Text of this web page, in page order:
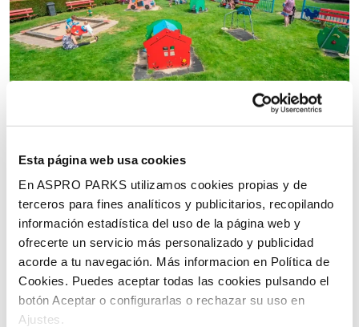
Esta página web usa cookies
En ASPRO PARKS utilizamos cookies propias y de
terceros para fines analíticos y publicitarios, recopilando
información estadística del uso de la página web y
ofrecerte un servicio más personalizado y publicidad
acorde a tu navegación. Más informacion en Política de
Cookies. Puedes aceptar todas las cookies pulsando el
botón Aceptar o configurarlas o rechazar su uso en
Ajustes.
Dreumesland
Grote speeltuin
In de grote speeltuin vermaken oudere kinderen zich op
wat meer uitdagende speeltoestellen zoals de loopings,
het piraten eiland of de hindernisbaan. En vanuit de 9
meter hoge Toffe Toren heb je uitzicht over alles wat
Linnaeushof zo bijzonder maakt.